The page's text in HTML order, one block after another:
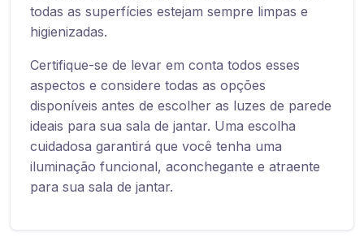
todas as superfícies estejam sempre limpas e
higienizadas.
Certifique-se de levar em conta todos esses
aspectos e considere todas as opções
disponíveis antes de escolher as luzes de parede
ideais para sua sala de jantar. Uma escolha
cuidadosa garantirá que você tenha uma
iluminação funcional, aconchegante e atraente
para sua sala de jantar.